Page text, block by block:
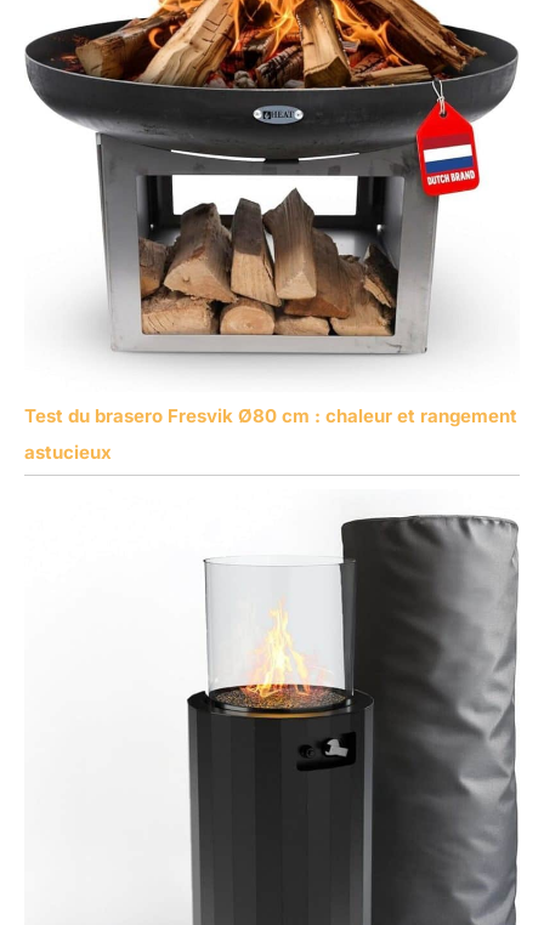
Test du brasero Fresvik Ø80 cm : chaleur et rangement
astucieux